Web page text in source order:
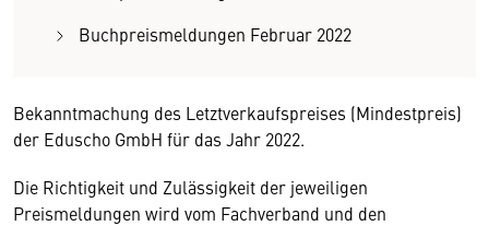
Buchpreismeldungen Februar 2022
Bekanntmachung des Letztverkaufspreises (Mindestpreis)
der Eduscho GmbH für das Jahr 2022.
Die Richtigkeit und Zulässigkeit der jeweiligen
Preismeldungen wird vom Fachverband und den